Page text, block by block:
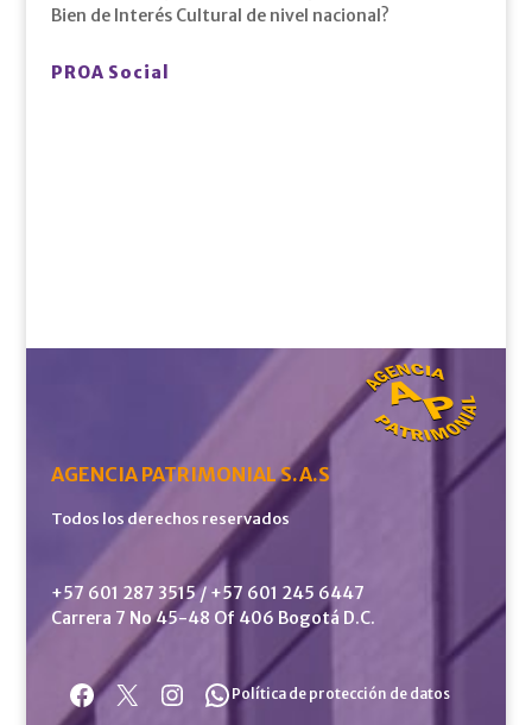
Bien de Interés Cultural de nivel nacional?
PROA Social
AGENCIA PATRIMONIAL S.A.S
Todos los derechos reservados
+57 601 287 3515 / +57 601 245 6447
Carrera 7 No 45-48 Of 406 Bogotá D.C.
Facebook
X Instagram
WhatsApp
Política de protección de datos